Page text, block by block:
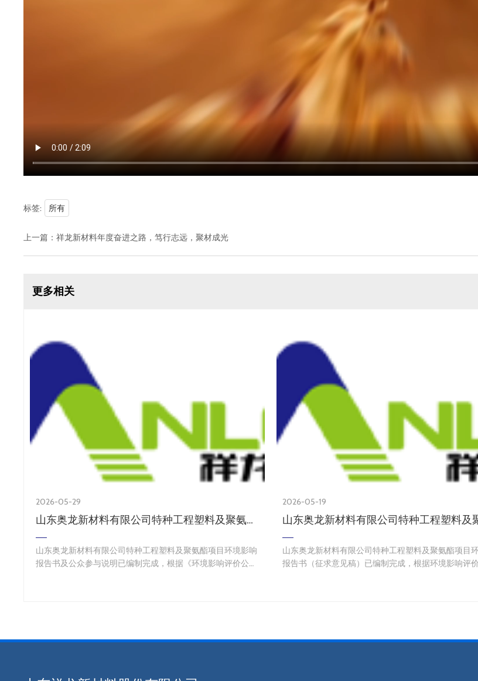
标签: 所有
上一篇：祥龙新材料年度奋进之路，笃行志远，聚材成光
更多相关
2026-05-29
山东奥龙新材料有限公司特种工程塑料及聚氨酯项目 环境影响评价公众参与报批前公示
山东奥龙新材料有限公司特种工程塑料及聚氨酯项目环境影响
报告书及公众参与说明已编制完成，根据《环境影响评价公众
2026-05-19
山东奥龙新材料有限公司特种工程塑料及聚氨酯项目
报告书（征求意见稿）已编制完成，根据环境影响评